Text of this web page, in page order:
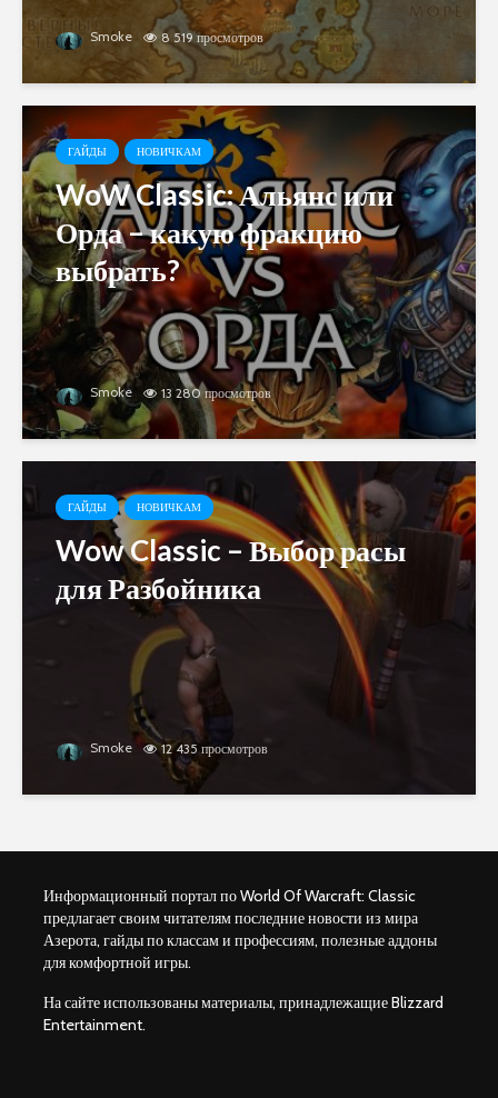
Smoke 8 519 просмотров
ГАЙДЫ НОВИЧКАМ
WoW Classic: Альянс или
Орда – какую фракцию
выбрать?
Smoke 13 280 просмотров
ГАЙДЫ НОВИЧКАМ
Wow Classic – Выбор расы
для Разбойника
Smoke 12 435 просмотров
Информационный портал по World Of Warcraft: Classic
предлагает своим читателям последние новости из мира
Азерота, гайды по классам и профессиям, полезные аддоны
для комфортной игры.
На сайте использованы материалы, принадлежащие Blizzard
Entertainment.